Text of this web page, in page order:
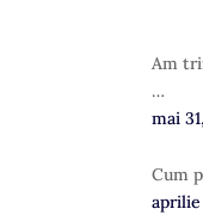
Am
…
mai
Cum